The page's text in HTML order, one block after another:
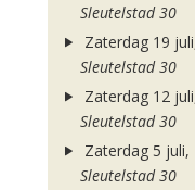
Sleutelstad 30
Zaterdag 19
Sleutelstad 30
Zaterdag 12
Sleutelstad 30
Zaterdag 5 juli,
Sleutelstad 30